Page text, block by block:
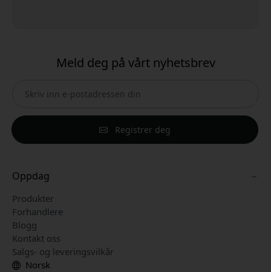
Meld deg på vårt nyhetsbrev
Registrer deg
Oppdag
Produkter
Forhandlere
Blogg
Kontakt oss
Salgs- og leveringsvilkår
Norsk